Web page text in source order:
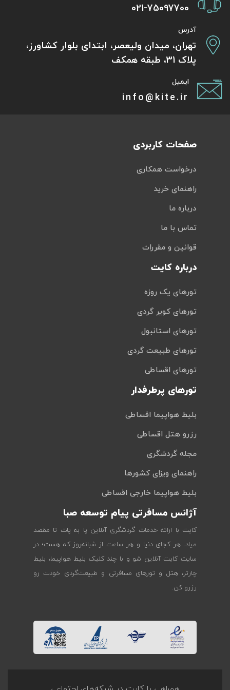
021-75097700
آدرس
تهران، میدان ولیعصر، ابتدای بلوار کشاورز،
پلاک 31، طبقه همکف
ایمیل
info@kite.ir
صفحات کاربردی
درخواست همکاری
راهنمای خرید
درباره ما
تماس با ما
قوانین و مقررات
درباره کایت
تورهای یک روزه
تورهای کویر گردی
تورهای استانبول
تورهای طبیعت گردی
تورهای اقساطی
تورهای پرطرفدار
بلیط هواپیما اقساطی
رزرو هتل اقساطی
مجله گردشگری
راهنمای ویزای کشورها
بلیط هواپیما خارجی اقساطی
آژانس مسافرتی پیام توسعه صبا
کایت با ارائه خدمات گردشگری آنلاین پا به پات تا مقصد
میاد. هر کجای دنیا و هر ساعت از شبانه‌روز که هست؛ در
سایت کایت آنلاین شو و با چند کلیک بلیط هواپیما، بلیط
چارتر، هتل و تورهای مسافرتی و طبیعت‌گردی خودت رو
رزرو کن.